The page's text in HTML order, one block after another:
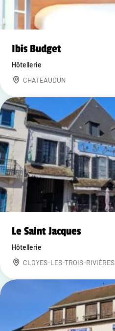
Ibis Budget
Hôtellerie
CHATEAUDUN
Le Saint Jacques
Hôtellerie
CLOYES-LES-TROIS-RIVIÈRES